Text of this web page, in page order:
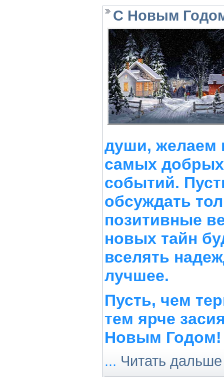
C Новым
души, желаем
самых
событий.
обсуждать
позитивные
новых тайн
вселять
лучшее.
Пусть, чем
тем ярче
Новым Годом!
... Читать